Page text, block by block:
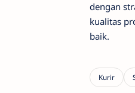
dengan
kualitas
baik.